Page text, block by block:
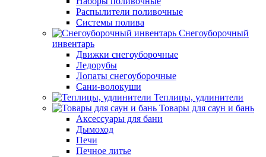
Распылители поливочные
Системы полива
Снегоуборочный
инвентарь
Движки снегоуборочные
Ледорубы
Лопаты снегоуборочные
Сани-волокуши
Теплицы, удлинители
Товары для саун и бань
Аксессуары для бани
Дымоход
Печи
Печное литье